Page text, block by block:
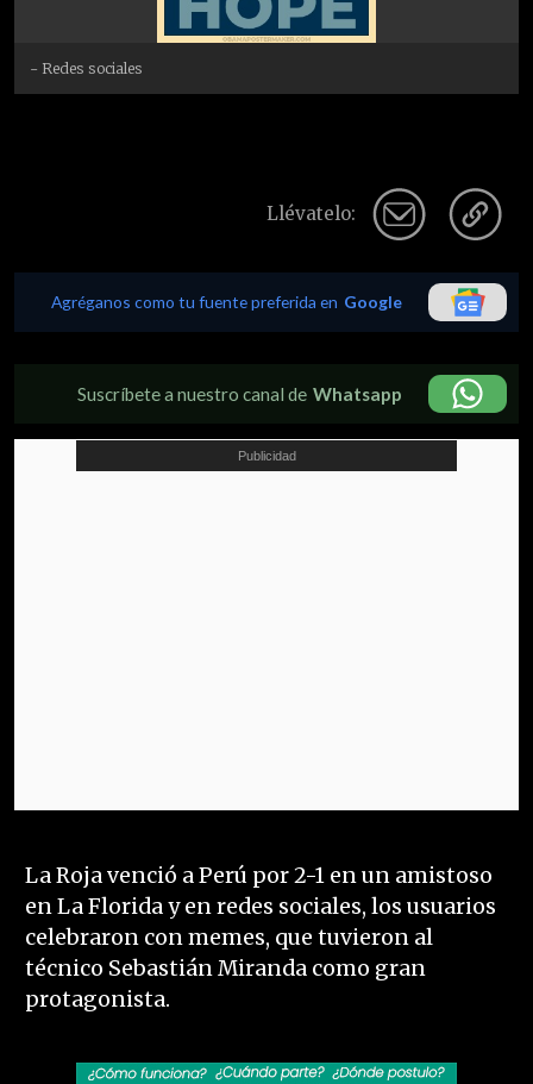
- Redes sociales
Llévatelo:
Agréganos como tu fuente preferida en Google
Suscríbete a nuestro canal de Whatsapp
La Roja venció a Perú por 2-1 en un amistoso
en La Florida y en redes sociales, los usuarios
celebraron con memes, que tuvieron al
técnico Sebastián Miranda como gran
protagonista.